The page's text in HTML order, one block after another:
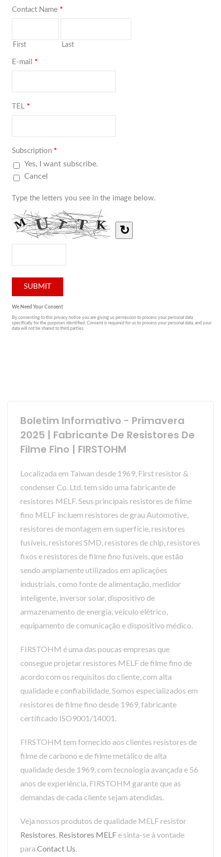
Boletim Informativo - Primavera
2025 | Fabricante De Resistores De
Filme Fino | FIRSTOHM
Localizada em Taiwan desde 1969, First resistor &
condenser Co. Ltd. tem sido uma fabricante de
resistores MELF. Seus principais resistores de filme
fino MELF incluem resistores de grau Automotive,
resistores de montagem em superfície, resistores
fusíveis, resistores SMD, resistores de chip, resistores
fixos e resistores de filme fino fusíveis, que estão
sendo amplamente utilizados em aplicações
industriais, como fonte de alimentação, medidor
inteligente, inversor solar, dispositivo de
armazenamento de energia, veículo elétrico,
equipamento de comunicação e dispositivo médico.
FIRSTOHM é uma das poucas empresas que
consegue projetar resistores MELF de filme fino de
acordo com os requisitos do cliente, com alta
qualidade e confiabilidade. Somos especializados em
resistores de filme fino desde 1969, fabricante
certificado ISO9001/14001.
FIRSTOHM tem fornecido aos clientes resistores de
filme de carbono e de filme metálico de alta
qualidade desde 1969, com tecnologia avançada e 56
anos de experiência, FIRSTOHM garante que as
demandas de cada cliente sejam atendidas.
Veja nossos produtos de qualidade MELF resistor
Resistores Resistores MELF e sinta-se à vontade
para Contact Us